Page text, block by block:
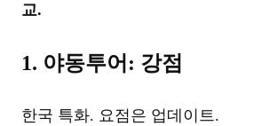
교.
1. 야동투어: 강점
한국 특화. 요점은 업데이트.